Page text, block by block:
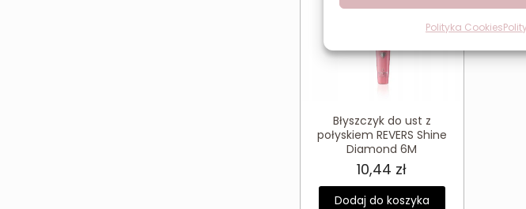
Polityka Cookies
Błyszczyk do ust z
połyskiem REVERS Shine
Diamond 6M
10,44 zł
Dodaj do koszyka